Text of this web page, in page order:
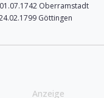
Oberramstadt
Göttingen
Anzeige